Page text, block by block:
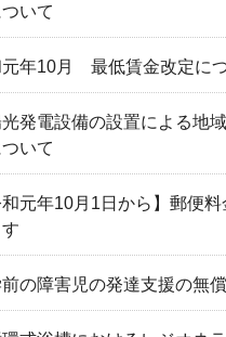
いて
年10月 最低賃金改定に
発電設備の設置による地
いて
和元年10月1日から】郵便
の障害児の発達支援の無